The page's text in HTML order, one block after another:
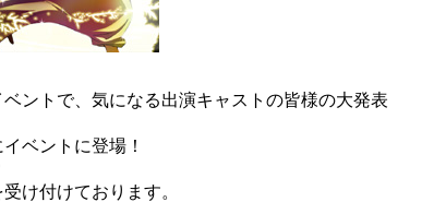
ントで、気になる出演キャストの皆様の大発表
ベントに登場！
け付けております。